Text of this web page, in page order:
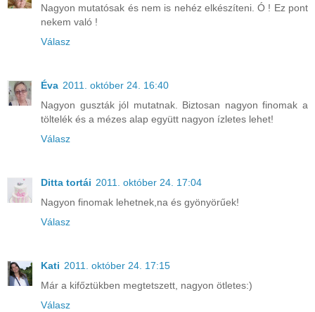
Nagyon mutatósak és nem is nehéz elkészíteni. Ó ! Ez pont
nekem való !
Válasz
Éva 2011. október 24. 16:40
Nagyon guszták jól mutatnak. Biztosan nagyon finomak a
töltelék és a mézes alap együtt nagyon ízletes lehet!
Válasz
Ditta tortái 2011. október 24. 17:04
Nagyon finomak lehetnek,na és gyönyörűek!
Válasz
Kati 2011. október 24. 17:15
Már a kifőztükben megtetszett, nagyon ötletes:)
Válasz